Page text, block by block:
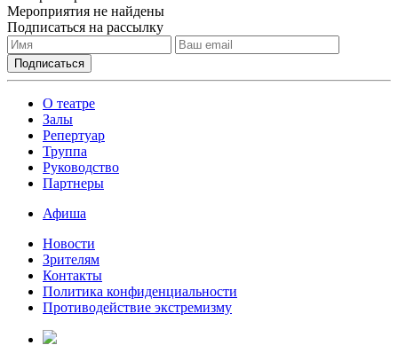
Мероприятия не найдены
Подписаться на рассылку
О театре
Залы
Репертуар
Труппа
Руководство
Партнеры
Афиша
Новости
Зрителям
Контакты
Политика конфиденциальности
Противодействие экстремизму